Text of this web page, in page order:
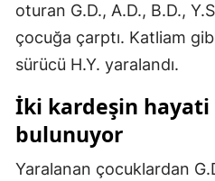
oturan G.D., A.D., B.D.,
çocuğa çarptı. Katliam
sürücü H.Y. yaralandı.
İki kardeşin
bulunuyor
Yaralanan çocuklardan